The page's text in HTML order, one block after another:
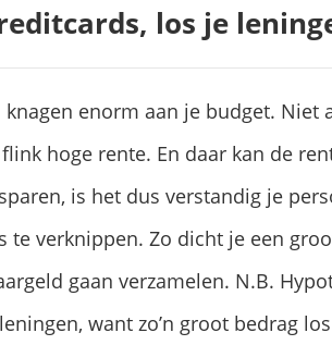
los je
enorm aan je budget. Niet
hoge rente. En daar kan de
is het dus verstandig je
te verknippen. Zo dicht je een
gaan verzamelen. N.B.
want zo’n groot bedrag